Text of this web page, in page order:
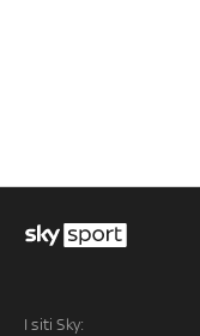
I siti Sky: